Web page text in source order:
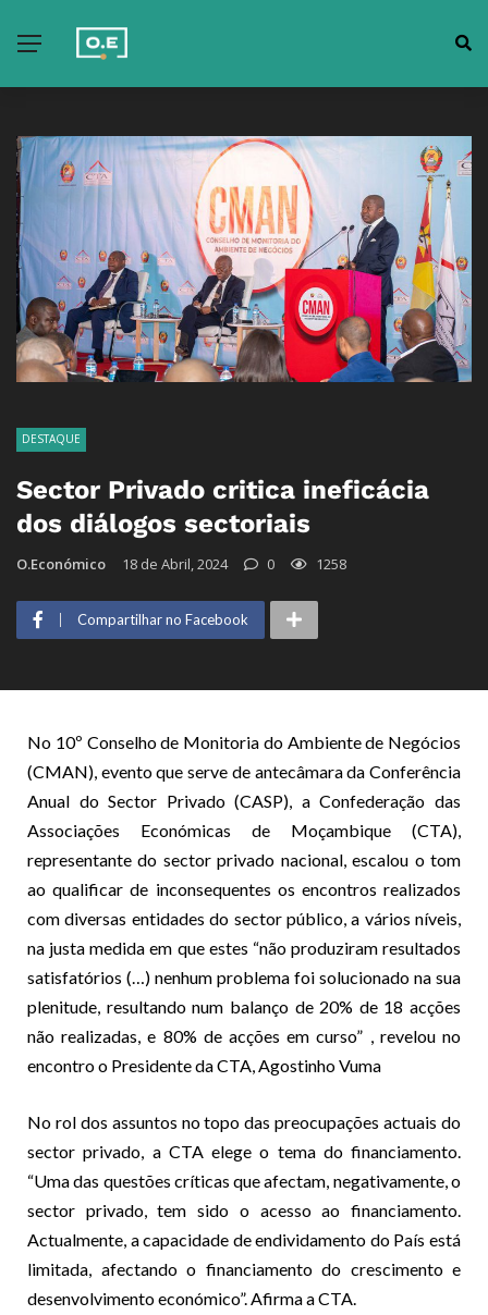
DESTAQUE
Sector Privado critica ineficácia
dos diálogos sectoriais
O.Económico 18 de Abril, 2024 0 1258
Compartilhar no Facebook
No 10º Conselho de Monitoria do Ambiente de Negócios
(CMAN), evento que serve de antecâmara da Conferência
Anual do Sector Privado (CASP), a Confederação das
Associações Económicas de Moçambique (CTA),
representante do sector privado nacional, escalou o tom
ao qualificar de inconsequentes os encontros realizados
com diversas entidades do sector público, a vários níveis,
na justa medida em que estes “não produziram resultados
satisfatórios (…) nenhum problema foi solucionado na sua
plenitude, resultando num balanço de 20% de 18 acções
não realizadas, e 80% de acções em curso” , revelou no
encontro o Presidente da CTA, Agostinho Vuma
No rol dos assuntos no topo das preocupações actuais do
sector privado, a CTA elege o tema do financiamento.
“Uma das questões críticas que afectam, negativamente, o
sector privado, tem sido o acesso ao financiamento.
Actualmente, a capacidade de endividamento do País está
limitada, afectando o financiamento do crescimento e
desenvolvimento económico”. Afirma a CTA.